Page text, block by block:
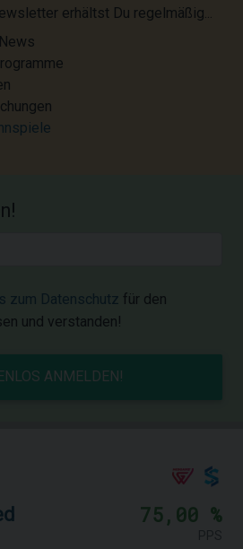
erhältst Du regelmäßig...
zum Datenschutz für den
und verstanden!
ANMELDEN!
75,00 %